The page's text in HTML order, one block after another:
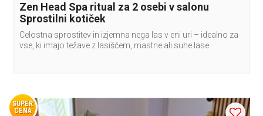
Zen Head Spa ritual za 2 osebi v salonu
Sprostilni kotiček
Celostna sprostitev in izjemna nega las v eni uri – idealno za
vse, ki imajo težave z lasiščem, mastne ali suhe lase.
SUPER
CENA